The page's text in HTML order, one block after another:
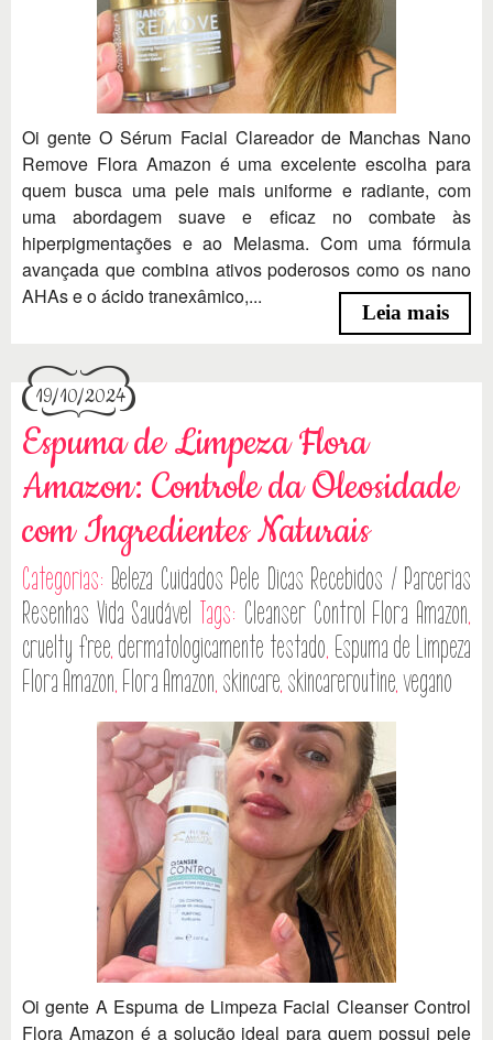
Oi gente O Sérum Facial Clareador de Manchas Nano
Remove Flora Amazon é uma excelente escolha para
quem busca uma pele mais uniforme e radiante, com
uma abordagem suave e eficaz no combate às
hiperpigmentações e ao Melasma. Com uma fórmula
avançada que combina ativos poderosos como os nano
AHAs e o ácido tranexâmico,...
Leia mais
19/10/2024
Espuma de Limpeza Flora
Amazon: Controle da Oleosidade
com Ingredientes Naturais
Categorias: Beleza Cuidados Pele Dicas Recebidos / Parcerias
Resenhas Vida Saudável Tags: Cleanser Control Flora Amazon,
cruelty free, dermatologicamente testado, Espuma de Limpeza
Flora Amazon, Flora Amazon, skincare, skincareroutine,vegano
Oi gente A Espuma de Limpeza Facial Cleanser Control
Flora Amazon é a solução ideal para quem possui pele